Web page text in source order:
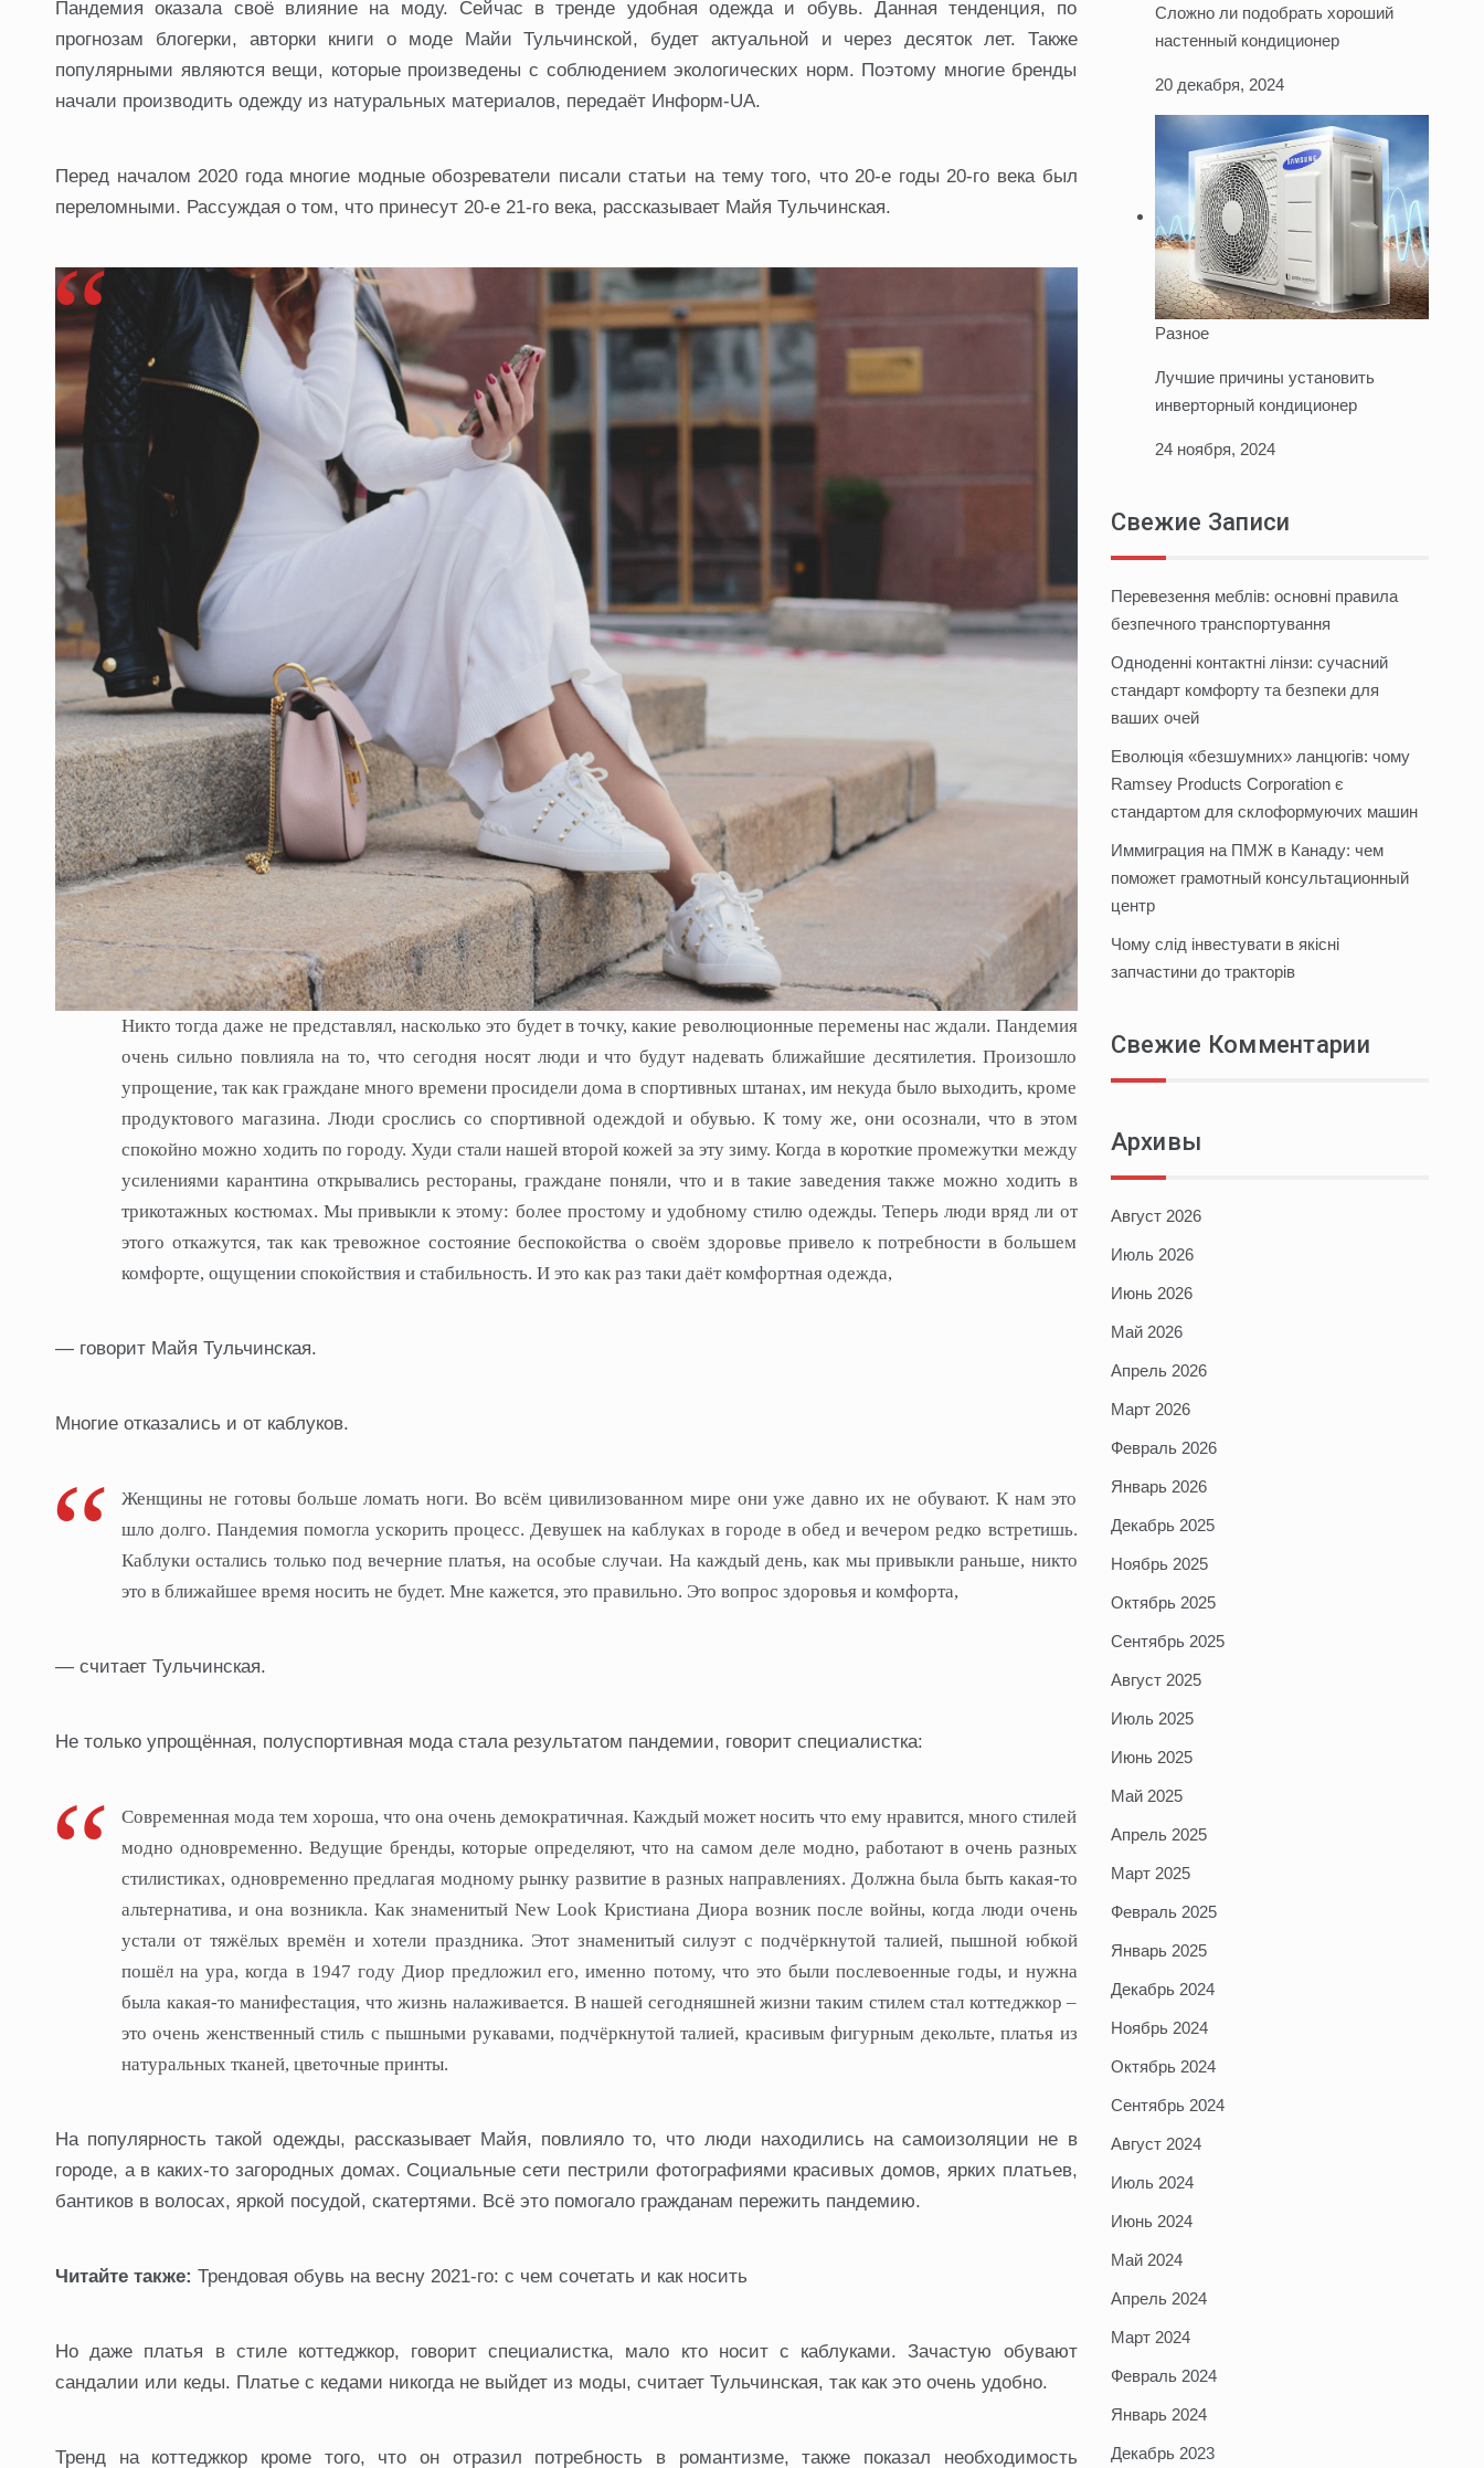
Пандемия оказала своё влияние на моду. Сейчас в тренде удобная одежда и обувь. Данная тенденция, по
прогнозам блогерки, авторки книги о моде Майи Тульчинской, будет актуальной и через десяток лет. Также
популярными являются вещи, которые произведены с соблюдением экологических норм. Поэтому многие бренды
начали производить одежду из натуральных материалов, передаёт Информ-UA.
Перед началом 2020 года многие модные обозреватели писали статьи на тему того, что 20-е годы 20-го века был
переломными. Рассуждая о том, что принесут 20-е 21-го века, рассказывает Майя Тульчинская.
Никто тогда даже не представлял, насколько это будет в точку, какие революционные перемены нас ждали. Пандемия
очень сильно повлияла на то, что сегодня носят люди и что будут надевать ближайшие десятилетия. Произошло
упрощение, так как граждане много времени просидели дома в спортивных штанах, им некуда было выходить, кроме
продуктового магазина. Люди срослись со спортивной одеждой и обувью. К тому же, они осознали, что в этом
спокойно можно ходить по городу. Худи стали нашей второй кожей за эту зиму. Когда в короткие промежутки между
усилениями карантина открывались рестораны, граждане поняли, что и в такие заведения также можно ходить в
трикотажных костюмах. Мы привыкли к этому: более простому и удобному стилю одежды. Теперь люди вряд ли от
этого откажутся, так как тревожное состояние беспокойства о своём здоровье привело к потребности в большем
комфорте, ощущении спокойствия и стабильность. И это как раз таки даёт комфортная одежда,
— говорит Майя Тульчинская.
Многие отказались и от каблуков.
Женщины не готовы больше ломать ноги. Во всём цивилизованном мире они уже давно их не обувают. К нам это
шло долго. Пандемия помогла ускорить процесс. Девушек на каблуках в городе в обед и вечером редко встретишь.
Каблуки остались только под вечерние платья, на особые случаи. На каждый день, как мы привыкли раньше, никто
это в ближайшее время носить не будет. Мне кажется, это правильно. Это вопрос здоровья и комфорта,
— считает Тульчинская.
Не только упрощённая, полуспортивная мода стала результатом пандемии, говорит специалистка:
Современная мода тем хороша, что она очень демократичная. Каждый может носить что ему нравится, много стилей
модно одновременно. Ведущие бренды, которые определяют, что на самом деле модно, работают в очень разных
стилистиках, одновременно предлагая модному рынку развитие в разных направлениях. Должна была быть какая-то
альтернатива, и она возникла. Как знаменитый New Look Кристиана Диора возник после войны, когда люди очень
устали от тяжёлых времён и хотели праздника. Этот знаменитый силуэт с подчёркнутой талией, пышной юбкой
пошёл на ура, когда в 1947 году Диор предложил его, именно потому, что это были послевоенные годы, и нужна
была какая-то манифестация, что жизнь налаживается. В нашей сегодняшней жизни таким стилем стал коттеджкор –
это очень женственный стиль с пышными рукавами, подчёркнутой талией, красивым фигурным декольте, платья из
натуральных тканей, цветочные принты.
На популярность такой одежды, рассказывает Майя, повлияло то, что люди находились на самоизоляции не в
городе, а в каких-то загородных домах. Социальные сети пестрили фотографиями красивых домов, ярких платьев,
бантиков в волосах, яркой посудой, скатертями. Всё это помогало гражданам пережить пандемию.
Читайте также: Трендовая обувь на весну 2021-го: с чем сочетать и как носить
Но даже платья в стиле коттеджкор, говорит специалистка, мало кто носит с каблуками. Зачастую обувают
сандалии или кеды. Платье с кедами никогда не выйдет из моды, считает Тульчинская, так как это очень удобно.
Тренд на коттеджкор кроме того, что он отразил потребность в романтизме, также показал необходимость
Сложно ли подобрать хороший
настенный кондиционер
20 декабря, 2024
Разное
Лучшие причины установить
инверторный кондиционер
24 ноября, 2024
Свежие Записи
Перевезення меблів: основні правила
безпечного транспортування
Одноденні контактні лінзи: сучасний
стандарт комфорту та безпеки для
ваших очей
Еволюція «безшумних» ланцюгів: чому
Ramsey Products Corporation є
стандартом для склоформуючих машин
Иммиграция на ПМЖ в Канаду: чем
поможет грамотный консультационный
центр
Чому слід інвестувати в якісні
запчастини до тракторів
Свежие Комментарии
Архивы
Август 2026
Июль 2026
Июнь 2026
Май 2026
Апрель 2026
Март 2026
Февраль 2026
Январь 2026
Декабрь 2025
Ноябрь 2025
Октябрь 2025
Сентябрь 2025
Август 2025
Июль 2025
Июнь 2025
Май 2025
Апрель 2025
Март 2025
Февраль 2025
Январь 2025
Декабрь 2024
Ноябрь 2024
Октябрь 2024
Сентябрь 2024
Август 2024
Июль 2024
Июнь 2024
Май 2024
Апрель 2024
Март 2024
Февраль 2024
Январь 2024
Декабрь 2023